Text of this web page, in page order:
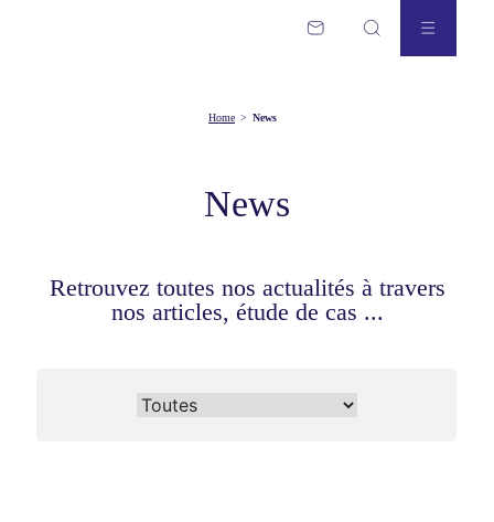
Home > News
News
Retrouvez toutes nos actualités à travers
nos articles, étude de cas ...
News categories